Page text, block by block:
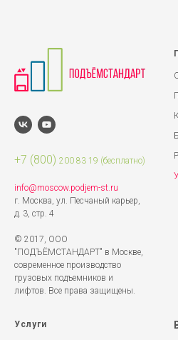
+7 (800) 200 83 19 (бесплатно)
info@moscow.podjem-st.ru
г. Москва, ул. Песчаный карьер,
д. 3, стр. 4
© 2017, ООО
"ПОДЪЁМСТАНДАРТ" в Москве,
современное производство
грузовых подъемников и
лифтов. Все права защищены.
Услуги